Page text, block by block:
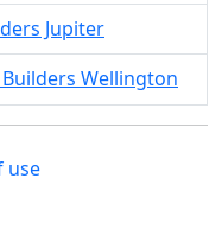
Jupiter
Wellington
use